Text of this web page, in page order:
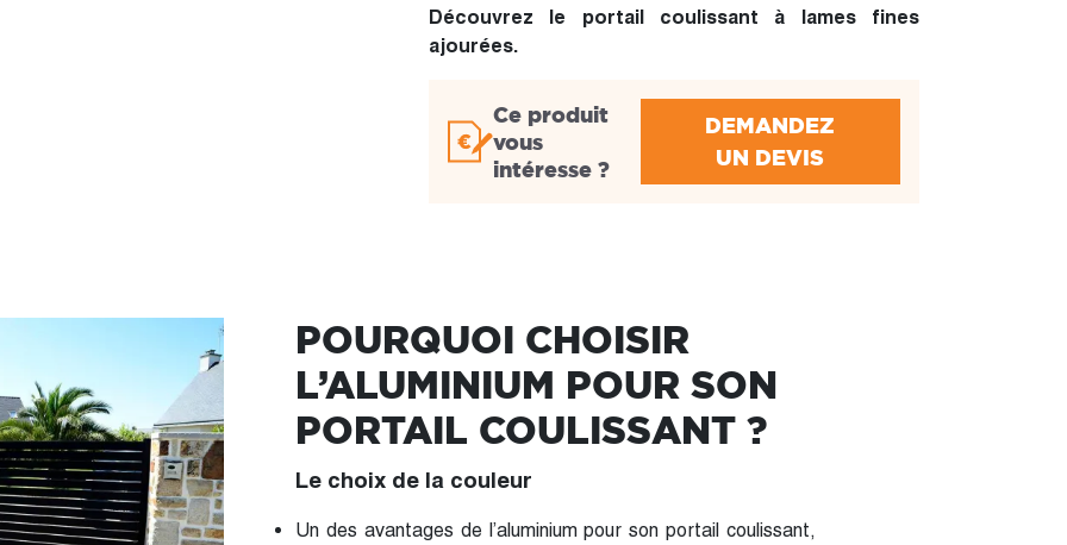
Découvrez le portail coulissant à lames fines
ajourées.
Ce produit
vous
intéresse ?
DEMANDEZ
UN DEVIS
POURQUOI CHOISIR
L’ALUMINIUM POUR SON
PORTAIL COULISSANT ?
Le choix de la couleur
Un des avantages de l’aluminium pour son portail coulissant,